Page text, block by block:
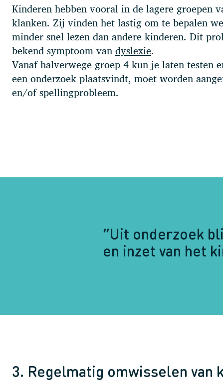
Kinderen hebben vooral in de lagere groepen
klanken. Zij vinden het lastig om te bepalen
minder snel lezen dan andere kinderen. Dit
bekend symptoom vandyslexie.
Vanaf halverwege groep 4 kun je laten testen
een onderzoek plaatsvindt, moet worden
en/of spellingprobleem.
“Uit onderzoek
en inzet van het
3. Regelmatig omwisselen van